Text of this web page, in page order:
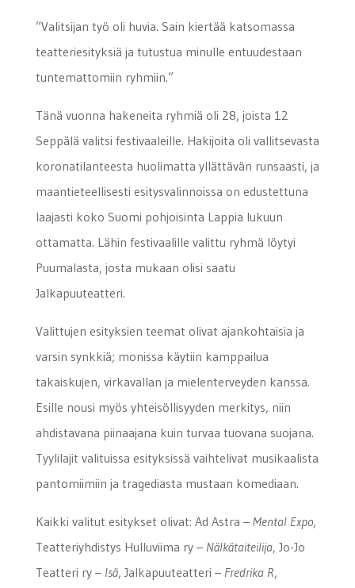
”Valitsijan työ oli huvia. Sain kiertää katsomassa
teatteriesityksiä ja tutustua minulle entuudestaan
tuntemattomiin ryhmiin.”
Tänä vuonna hakeneita ryhmiä oli 28, joista 12
Seppälä valitsi festivaaleille. Hakijoita oli vallitsevasta
koronatilanteesta huolimatta yllättävän runsaasti, ja
maantieteellisesti esitysvalinnoissa on edustettuna
laajasti koko Suomi pohjoisinta Lappia lukuun
ottamatta. Lähin festivaalille valittu ryhmä löytyi
Puumalasta, josta mukaan olisi saatu
Jalkapuuteatteri.
Valittujen esityksien teemat olivat ajankohtaisia ja
varsin synkkiä; monissa käytiin kamppailua
takaiskujen, virkavallan ja mielenterveyden kanssa.
Esille nousi myös yhteisöllisyyden merkitys, niin
ahdistavana piinaajana kuin turvaa tuovana suojana.
Tyylilajit valituissa esityksissä vaihtelivat musikaalista
pantomiimiin ja tragediasta mustaan komediaan.
Kaikki valitut esitykset olivat: Ad Astra – Mental Expo,
Teatteriyhdistys Hulluviima ry – Nälkätaiteilija, Jo-Jo
Teatteri ry – Isä, Jalkapuuteatteri – Fredrika R,